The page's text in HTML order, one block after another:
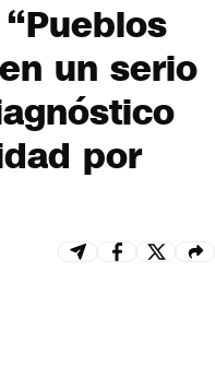
un serio
por